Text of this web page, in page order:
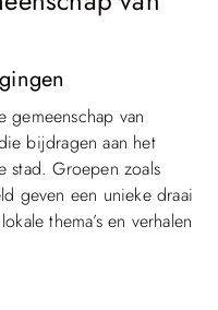
gemeenschap van
bijdragen aan het
stad. Groepen zoals
geven een unieke draai
thema’s en verhalen